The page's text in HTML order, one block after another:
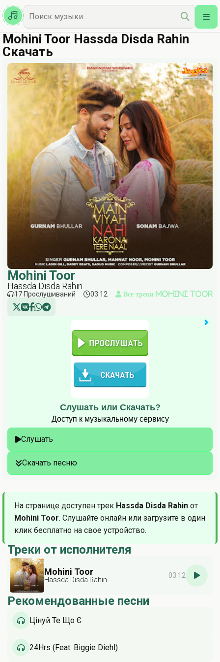
Казахская
Наш Топ
Mohini Toor Hassda Disda Rahin
Скачать
Mohini Toor
Hassda Disda Rahin
17 Прослушиваний 03:12 Все треки Mohini Toor
Слушать или Скачать?
Доступ к музыкальному сервису
Слушать
Скачать песню
На странице доступен трек Hassda Disda Rahin от
Mohini Toor. Слушайте онлайн или загрузите в один
клик бесплатно на свое устройство.
Треки от исполнителя
Mohini Toor
Hassda Disda Rahin
03:12
Рекомендованные песни
Цінуй Те Що Є
24Hrs (Feat. Biggie Diehl)